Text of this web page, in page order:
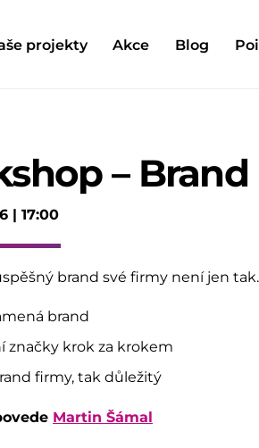
projekty Akce Blog
–
| 17:00
brand své firmy není jen tak.
brand
značky krok za krokem
firmy, tak důležitý
Martin Šámal